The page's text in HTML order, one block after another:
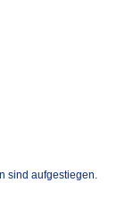
sind aufgestiegen.